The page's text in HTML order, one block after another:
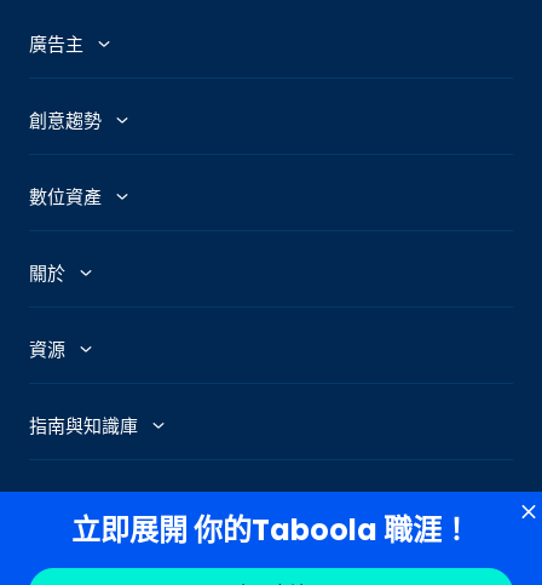
立即展開 你的Taboola 職涯！
廣告主
廣告主
Creative Shop
Connexity
創意趨勢
廣告趨勢
標題分析工具
數位資產
媒體
Skimlinks
關於
我們的故事
辦公室
新聞中心
資源
Taboola部落格
所有資源
指南與知識庫
成效行銷入門指南
隱私權政策 cookie政策 使用者條款
第三方廣告